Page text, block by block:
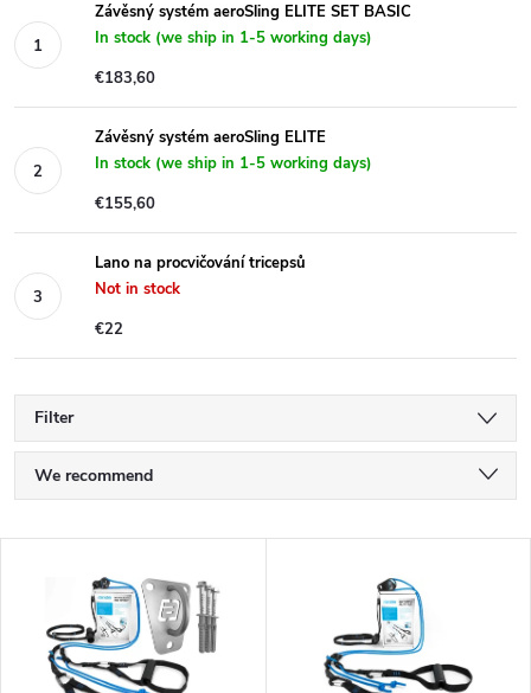
Závěsný systém aeroSling ELITE SET BASIC
In stock (we ship in 1-5 working days)
€183,60
Závěsný systém aeroSling ELITE
In stock (we ship in 1-5 working days)
€155,60
Lano na procvičování tricepsů
Not in stock
€22
Filter
P
r
We recommend
Bestsellers
Alphabetically